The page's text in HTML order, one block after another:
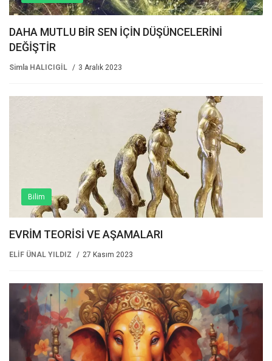
DAHA MUTLU BİR SEN İÇİN DÜŞÜNCELERİNİ
DEĞİŞTİR
Simla HALICIGİL 3 Aralık 2023
Bilim
EVRİM TEORİSİ VE AŞAMALARI
ELİF ÜNAL YILDIZ 27 Kasım 2023